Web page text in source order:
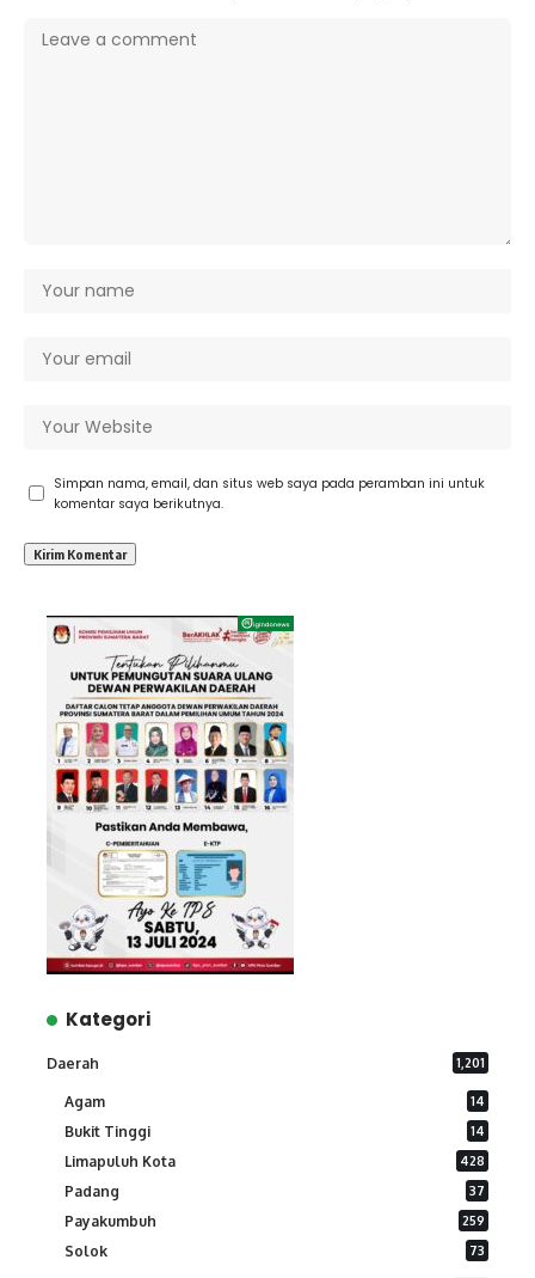
Simpan nama, email, dan situs web saya pada peramban ini untuk
komentar saya berikutnya.
Kategori
Daerah 1,201
Agam 14
Bukit Tinggi 14
Limapuluh Kota 428
Padang 37
Payakumbuh 259
Solok 73